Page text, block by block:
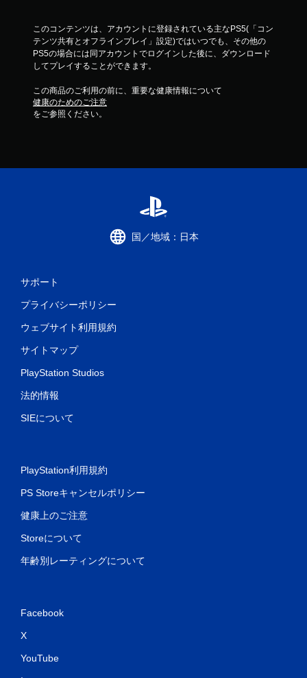
このコンテンツは、アカウントに登録されている主なPS5(「コン
テンツ共有とオフラインプレイ」設定)ではいつでも、その他の
PS5の場合には同アカウントでログインした後に、ダウンロード
してプレイすることができます。
この商品のご利用の前に、重要な健康情報について
健康のためのご注意
をご参照ください。
国／地域：日本
サポート
プライバシーポリシー
ウェブサイト利用規約
サイトマップ
PlayStation Studios
法的情報
SIEについて
PlayStation利用規約
PS Storeキャンセルポリシー
健康上のご注意
Storeについて
年齢別レーティングについて
Facebook
X
YouTube